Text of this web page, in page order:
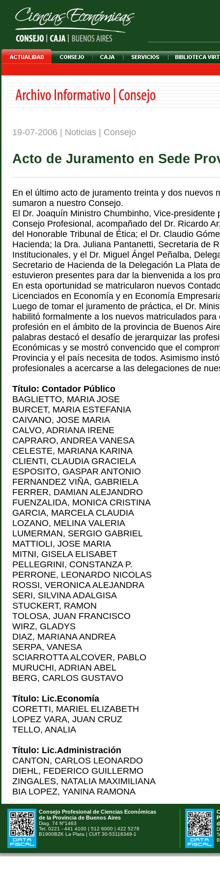
19-07-2006 | Noticias | Consejo
Acto de Juramento en Sede
En el último acto de juramento treinta y dos nuevos
sumaron a nuestro Consejo.
El Dr. Joaquín Ministro Chumbinho, Vice-presidente
Consejo Profesional, acompañado del Dr. Ricardo
del Honorable Tribunal de Ética; el Dr. Claudio
Hacienda; la Dra. Juliana Pantanetti, Secretaria de
Institucionales, y el Dr. Miguel Ángel Peñalba,
Secretario de Hacienda de la Delegación La Plata
estuvieron presentes para dar la bienvenida a los
En esta oportunidad se matricularon nuevos
Licenciados en Economía y en Economía
Luego de tomar el juramento de práctica, el Dr.
habilitó formalmente a los nuevos matriculados para
profesión en el ámbito de la provincia de Buenos
palabras destacó el desafío de jerarquizar las
Económicas y se mostró convencido que el
Provincia y el país necesita de todos. Asimismo
profesionales a acercarse a las delegaciones de
Título: Contador Público
BAGLIETTO, MARIA JOSE
BURCET, MARIA ESTEFANIA
CAIVANO, JOSE MARIA
CALVO, ADRIANA IRENE
CAPRARO, ANDREA VANESA
CELESTE, MARIANA KARINA
CLIENTI, CLAUDIA GRACIELA
ESPOSITO, GASPAR ANTONIO
FERNANDEZ VIÑA, GABRIELA
FERRER, DAMIAN ALEJANDRO
FUENZALIDA, MONICA CRISTINA
GARCIA, MARCELA CLAUDIA
LOZANO, MELINA VALERIA
LUMERMAN, SERGIO GABRIEL
MATTIOLI, JOSE MARIA
MITNI, GISELA ELISABET
PELLEGRINI, CONSTANZA P.
PERRONE, LEONARDO NICOLAS
ROSSI, VERONICA ALEJANDRA
SERI, SILVINA ADALGISA
STUCKERT, RAMON
TOLOSA, JUAN FRANCISCO
WIRZ, GLADYS
DIAZ, MARIANA ANDREA
SERPA, VANESA
SCIARROTTA ALCOVER, PABLO
MURUCHI, ADRIAN ABEL
BERG, CARLOS GUSTAVO
Título: Lic.Economía
CORETTI, MARIEL ELIZABETH
LOPEZ VARA, JUAN CRUZ
TELLO, ANALIA
Título: Lic.Administración
CANTON, CARLOS LEONARDO
DIEHL, FEDERICO GUILLERMO
ZINGALES, NATALIA MAXIMILIANA
BIA LOPEZ, YANINA RAMONA
Consejo Profesional de Ciencias Económicas
de la Provincia de Buenos Aires
Diag. 74 N°1463
Tel. 0221 - 441 4100 | 512 6000 | 422 5278
B1900BZK La Plata | CUIT 30-53118349-1